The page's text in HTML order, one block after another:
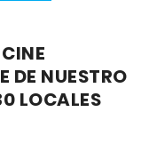
DE NUESTRO
LOCALES